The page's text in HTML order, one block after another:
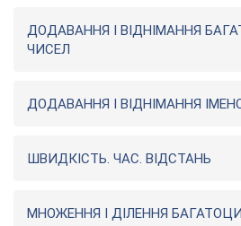
ДОДАВАННЯ І ВІДНІМАННЯ
ЧИСЕЛ
ДОДАВАННЯ І ВІДНІМАННЯ
ШВИДКІСТЬ. ЧАС. ВІДСТАНЬ
МНОЖЕННЯ І ДІЛЕННЯ